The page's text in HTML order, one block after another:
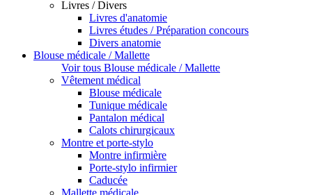
Livres / Divers
Livres d'anatomie
Livres études / Préparation concours
Divers anatomie
Blouse médicale / Mallette
Voir tous Blouse médicale / Mallette
Vêtement médical
Blouse médicale
Tunique médicale
Pantalon médical
Calots chirurgicaux
Montre et porte-stylo
Montre infirmière
Porte-stylo infirmier
Caducée
Mallette médicale